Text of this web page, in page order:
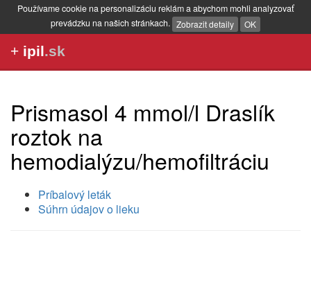
Používame cookie na personalizáciu reklám a abychom mohli analyzovať
prevádzku na našich stránkach. Zobrazit detaily OK
+ ipil.sk
Prismasol 4 mmol/l Draslík
roztok na
hemodialýzu/hemofiltráciu
Príbalový leták
Súhrn údajov o lieku